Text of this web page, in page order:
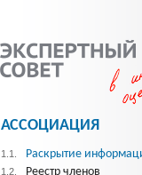
АССОЦИАЦИЯ
1.1. Раскрытие
1.2. Реестр членов